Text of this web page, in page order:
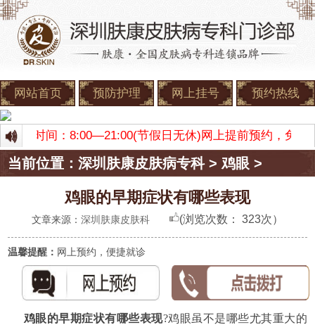
网站首页 预防护理 网上挂号 预约热线
门诊时间：8:00—21:00(节假日无休)网上提前预约，免排
当前位置：深圳肤康皮肤病专科>鸡眼 >
鸡眼的早期症状有哪些表现
文章来源： 深圳肤康皮肤科 (浏览次数： 323次）
温馨提醒： 网上预约，便捷就诊
鸡眼的早期症状有哪些表现?鸡眼虽不是哪些尤其重大的